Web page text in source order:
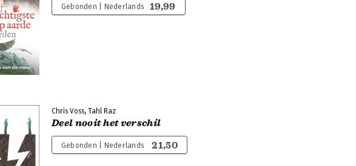
Gebonden | Nederlands 19,99
Chris Voss, Tahl Raz
Deel nooit het verschil
Gebonden | Nederlands 21,50